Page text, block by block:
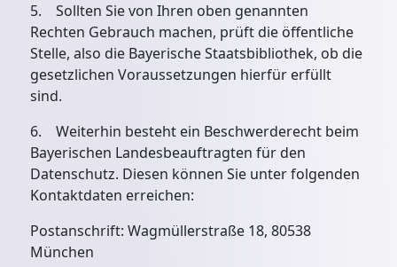
5. Sollten Sie von Ihren oben genannten
Rechten Gebrauch machen, prüft die öffentliche
Stelle, also die Bayerische Staatsbibliothek, ob die
gesetzlichen Voraussetzungen hierfür erfüllt
sind.
6. Weiterhin besteht ein Beschwerderecht beim
Bayerischen Landesbeauftragten für den
Datenschutz. Diesen können Sie unter folgenden
Kontaktdaten erreichen:
Postanschrift: Wagmüllerstraße 18, 80538
München